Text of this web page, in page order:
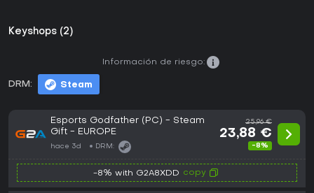
Keyshops (2)
DRM: Steam
Información de riesgo:
Esports Godfather (PC) - Steam
Gift - EUROPE
hace 3d DRM:
25,96 €
23,88 €
-8%
-8% with G2A8XDD copy